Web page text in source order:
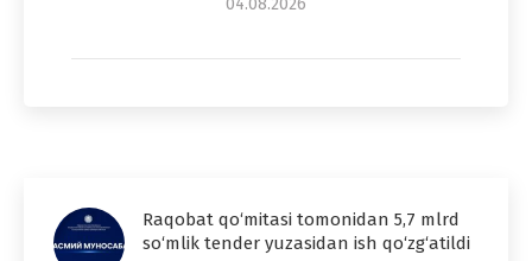
04.08.2026
Raqobat qo‘mitasi tomonidan 5,7 mlrd
so‘mlik tender yuzasidan ish qo‘zg‘atildi